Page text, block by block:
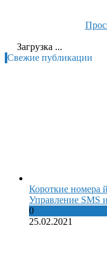
Загрузка ...
Свежие публикации
Короткие номера
Управление SMS
0
25.02.2021